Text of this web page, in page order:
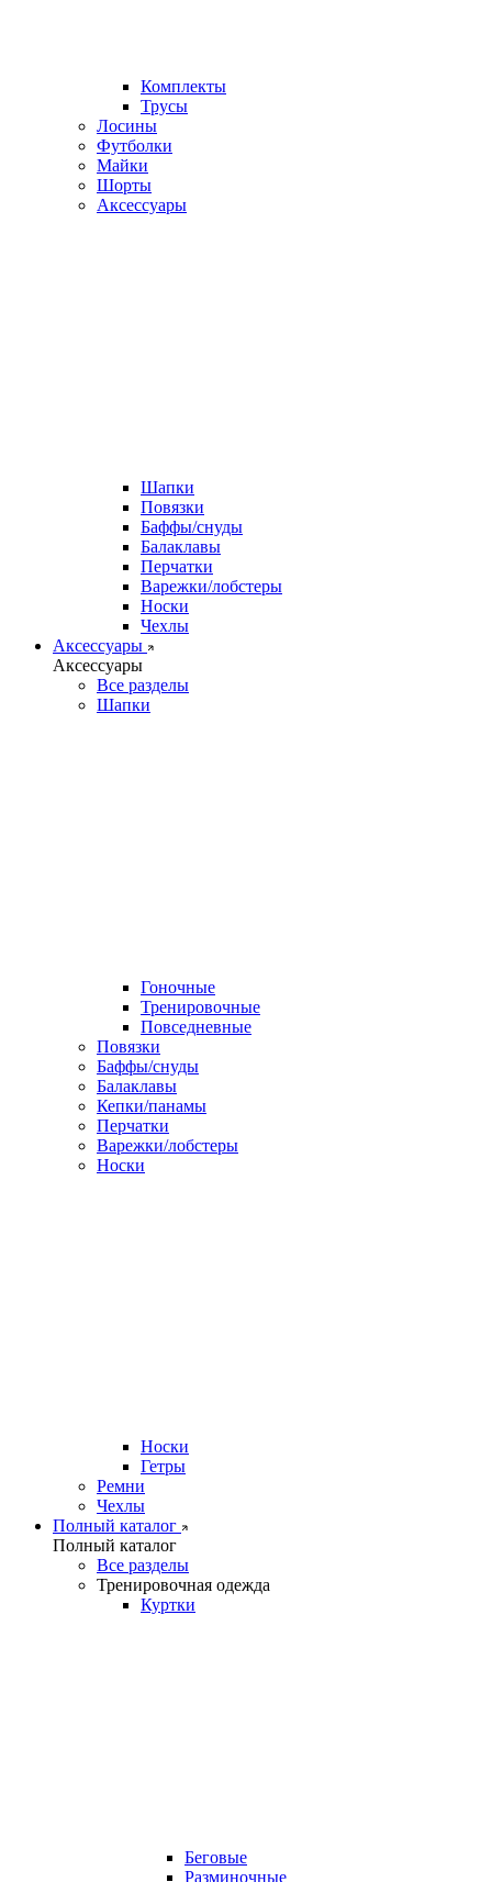
Комплекты
Трусы
Лосины
Футболки
Майки
Шорты
Аксессуары
Шапки
Повязки
Баффы/снуды
Балаклавы
Перчатки
Варежки/лобстеры
Носки
Чехлы
Аксессуары
Аксессуары
Все разделы
Шапки
Гоночные
Тренировочные
Повседневные
Повязки
Баффы/снуды
Балаклавы
Кепки/панамы
Перчатки
Варежки/лобстеры
Носки
Носки
Гетры
Ремни
Чехлы
Полный каталог
Полный каталог
Все разделы
Тренировочная одежда
Куртки
Беговые
Разминочные